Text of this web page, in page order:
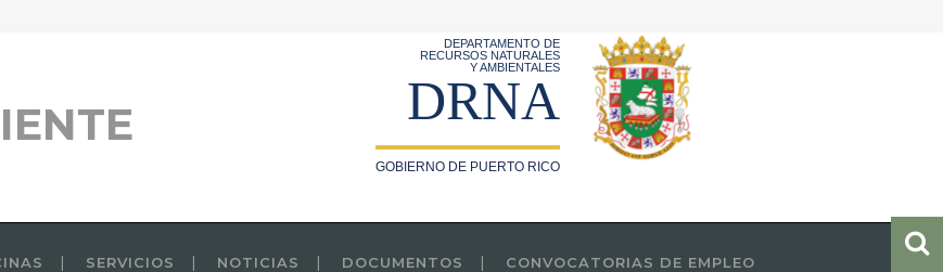
DEPARTAMENTO DE
RECURSOS NATURALES
Y AMBIENTALES
DRNA
GOBIERNO DE PUERTO RICO
SERVICIOS NOTICIAS DOCUMENTOS CONVOCATORIAS DE EMPLEO